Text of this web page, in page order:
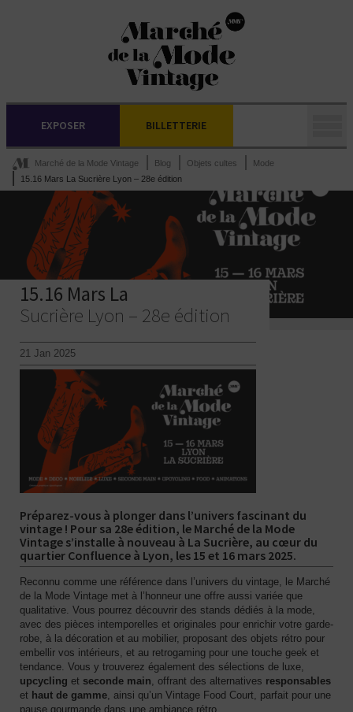
EXPOSER BILLETTERIE
Marché de la Mode Vintage Blog Objets cultes
Mode
15.16 Mars La Sucrière Lyon – 28e édition
15.16 Mars La
Sucrière Lyon – 28e édition
21 Jan 2025
Préparez-vous à plonger dans l’univers fascinant du
vintage ! Pour sa 28e édition, le Marché de la Mode
Vintage s’installe à nouveau à La Sucrière, au cœur du
quartier Confluence à Lyon, les 15 et 16 mars 2025.
Reconnu comme une référence dans l’univers du vintage, le Marché
de la Mode Vintage met à l’honneur une offre aussi variée que
qualitative. Vous pourrez découvrir des stands dédiés à la mode,
avec des pièces intemporelles et originales pour enrichir votre garde-
robe, à la décoration et au mobilier, proposant des objets rétro pour
embellir vos intérieurs, et au retrogaming pour une touche geek et
tendance. Vous y trouverez également des sélections de luxe,
upcycling et seconde main , offrant des alternatives responsables
et haut de gamme , ainsi qu’un Vintage Food Court, parfait pour une
pause gourmande dans une ambiance rétro.